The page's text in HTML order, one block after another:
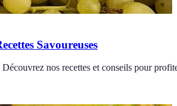
Savoureuses
nos recettes et conseils pour